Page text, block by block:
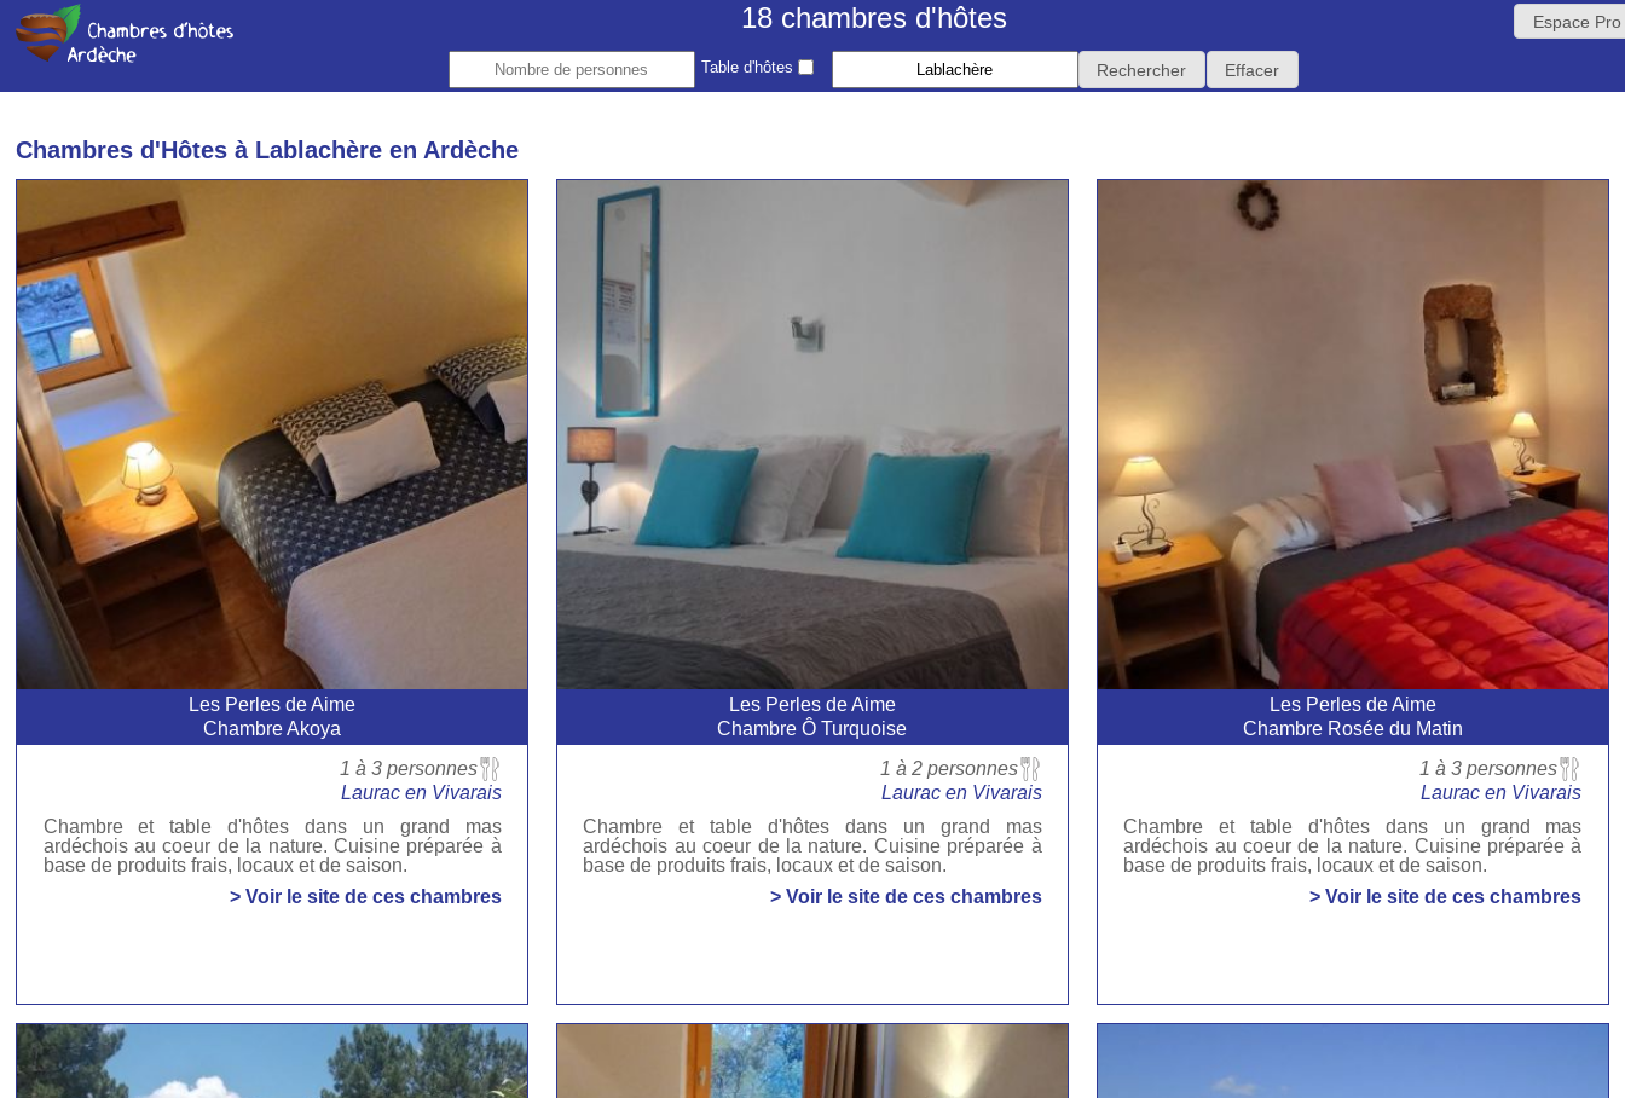
18 chambres d'hôtes
Table d'hôtes
Espace Pro
Chambres d'Hôtes à Lablachère en Ardèche
Les Perles de Aime
Chambre Akoya
1 à 3 personnes
Laurac en Vivarais
Chambre et table d'hôtes dans un grand mas
ardéchois au coeur de la nature. Cuisine préparée à
base de produits frais, locaux et de saison.
> Voir le site de ces chambres
Les Perles de Aime
Chambre Ô Turquoise
1 à 2 personnes
Laurac en Vivarais
Chambre et table d'hôtes dans un grand mas
ardéchois au coeur de la nature. Cuisine préparée à
base de produits frais, locaux et de saison.
> Voir le site de ces chambres
Les Perles de Aime
Chambre Rosée du Matin
1 à 3 personnes
Laurac en Vivarais
Chambre et table d'hôtes dans un grand mas
ardéchois au coeur de la nature. Cuisine préparée à
base de produits frais, locaux et de saison.
> Voir le site de ces chambres